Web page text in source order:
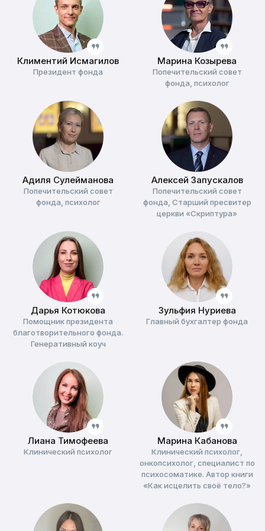
С уважением,
Климентий
Климентий Исмагилов
Президент фонда
Марина Козырева
Попечительский совет
фонда, психолог
Адиля Сулейманова
Попечительский совет
фонда, психолог
Алексей Запускалов
Попечительский совет
фонда, Старший пресвитер
церкви «Скриптура»
Дарья Котюкова
Помощник президента
благотворительного фонда.
Генеративный коуч
Зульфия Нуриева
Главный бухгалтер фонда
Лиана Тимофеева
Клинический психолог
Марина Кабанова
Клинический психолог,
онкопсихолог, специалист по
психосоматике. Автор книги
«Как исцелить своё тело?»